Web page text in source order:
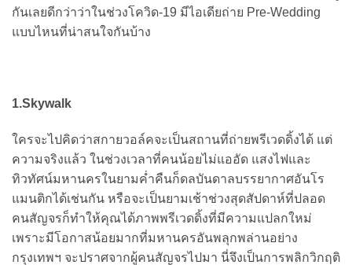
กันเลยดีกว่าว่าในช่วงโควิด-19 มีไอเดียถ่าย Pre-Wedding
แบบไหนที่น่าสนใจกันบ้าง
1.Skywalk
ใครจะไปคิดว่าสกายวอล์คจะเป็นสถานที่ถ่ายพรีเวดดิ้งได้ แต่
ความจริงแล้ว ในช่วงเวลาที่คนน้อยไม่แออัด แสงไฟและ
ทิวทัศน์มหานครในยามค่ำคืนก็ดลบันดาลบรรยากาศอันโร
แมนติกได้เช่นกัน หรือจะเป็นยามเช้าช่วงสุดสัปดาห์ที่ปลอด
คนสัญจรก็ทำให้คุณได้ภาพพรีเวดดิ้งที่มีความแปลกใหม่
เพราะมีโอกาสน้อยมากที่มหานครอันพลุกพล่านอย่าง
กรุงเทพฯ จะปราศจากผู้คนสัญจรไปมา นี่จึงเป็นการพลิกวิกฤติ